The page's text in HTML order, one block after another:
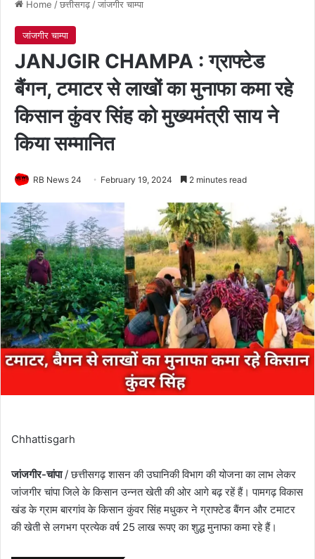
Home /छत्तीसगढ़/जांजगीर चाम्पा
जांजगीर चाम्पा
JANJGIR CHAMPA : ग्राफ्टेड
बैंगन, टमाटर से लाखों का मुनाफा कमा रहे
किसान कुंवर सिंह को मुख्यमंत्री साय ने
किया सम्मानित
RB News 24 February 19, 2024 2 minutes read
Chhattisgarh
जांजगीर-चांपा/ छत्तीसगढ़ शासन की उघानिकी विभाग की योजना का लाभ लेकर
जांजगीर चांपा जिले के किसान उन्नत खेती की ओर आगे बढ़ रहें हैं। पामगढ़ विकास
खंड के ग्राम बारगांव के किसान कुंवर सिंह मधुकर ने ग्राफ्टेड बैंगन और टमाटर
की खेती से लगभग प्रत्येक वर्ष 25 लाख रूपए का शुद्ध मुनाफा कमा रहे हैं।